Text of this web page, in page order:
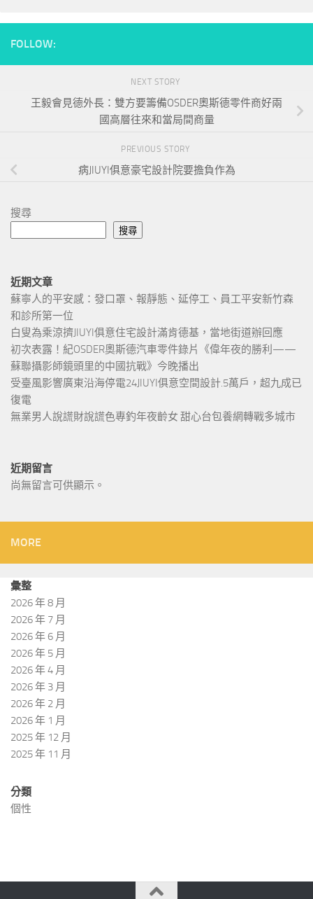
FOLLOW:
NEXT STORY
王毅會見德外長：雙方要籌備OSDER奧斯德零件商好兩
國高層往來和當局間商量
PREVIOUS STORY
病JIUYI俱意豪宅設計院要擔負作為
搜尋
搜尋
近期文章
蘇寧人的平安感：發口罩、報靜態、延停工、員工平安新竹森
和診所第一位
白叟為乘涼擠JIUYI俱意住宅設計滿肯德基，當地街道辦回應
初次表露！紀OSDER奧斯德汽車零件錄片《偉年夜的勝利——
蘇聯攝影師鏡頭里的中國抗戰》今晚播出
受臺風影響廣東沿海停電24JIUYI俱意空間設計.5萬戶，超九成已
復電
無業男人說謊財說謊色專釣年夜齡女 甜心台包養網轉戰多城市
近期留言
尚無留言可供顯示。
MORE
彙整
2026 年 8 月
2026 年 7 月
2026 年 6 月
2026 年 5 月
2026 年 4 月
2026 年 3 月
2026 年 2 月
2026 年 1 月
2025 年 12 月
2025 年 11 月
分類
個性